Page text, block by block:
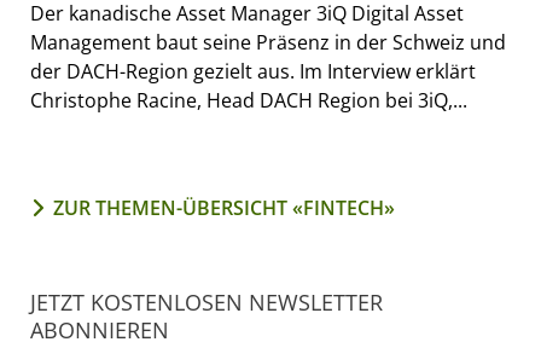
Der kanadische Asset Manager 3iQ Digital Asset
Management baut seine Präsenz in der Schweiz und
der DACH-Region gezielt aus. Im Interview erklärt
Christophe Racine, Head DACH Region bei 3iQ,...
ZUR THEMEN-ÜBERSICHT «FINTECH»
JETZT KOSTENLOSEN NEWSLETTER
ABONNIEREN